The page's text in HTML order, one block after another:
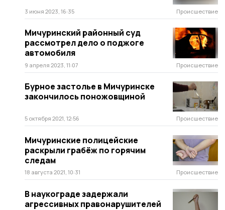
3 июня 2023, 16:35 Происшествие
Мичуринский районный суд
рассмотрел дело о поджоге
автомобиля
9 апреля 2023, 11:07 Происшествие
Бурное застолье в Мичуринске
закончилось поножовщиной
5 октября 2021, 12:56 Происшествие
Мичуринские полицейские
раскрыли грабёж по горячим
следам
18 августа 2021, 10:31 Происшествие
В наукограде задержали
агрессивных правонарушителей